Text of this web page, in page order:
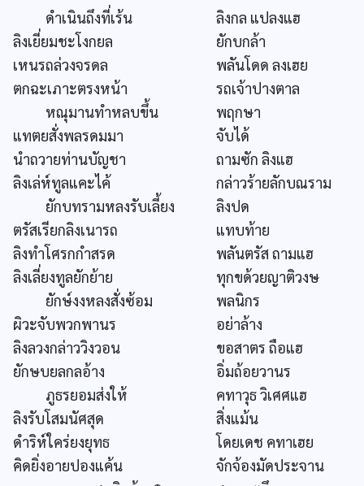
ดำเนินถึงที่เร้น
ลิงกล แปลงแฮ
ลิงเยี่ยมชะโงกยล
ยักบกล้า
เหนรถล่วงจรดล
พลันโดด ลงเฮย
ตกฉะเภาะตรงหน้า
รถเจ้าปางตาล
หณุมานทำหลบขึ้น
พฤกษา
แทตยสั่งพลรดมมา
จับได้
นำถวายท่านบัญชา
ถามซัก ลิงแฮ
ลิงเล่ห์ทูลแคะไค้
กล่าวร้ายลักบณราม
ยักบทรามหลงรับเลี้ยง
ลิงปด
ตรัสเรียกลิงเนารถ
แทบท้าย
ลิงทำโศรกกำสรด
พลันตรัส ถามแฮ
ลิงเลี่ยงทูลยักย้าย
ทุกขด้วยญาติวงษ
ยักษ์งงหลงสั่งซ้อม
พลนิกร
ผิวะจับพวกพานร
อย่าล้าง
ลิงลวงกล่าววิงวอน
ขอสาตร ถือแฮ
ยักษบยลกลอ้าง
อิ่มถ้อยวานร
ภูธรยอมส่งให้
คทาวุธ วิเศศแฮ
ลิงรับโสมนัศสุด
สิ่งแม้น
ดำริห์ใคร่ยงยุทธ
โดยเดช คทาเฮย
คิดยิ่งอายปองแค้น
จักจ้องมัดประจาน